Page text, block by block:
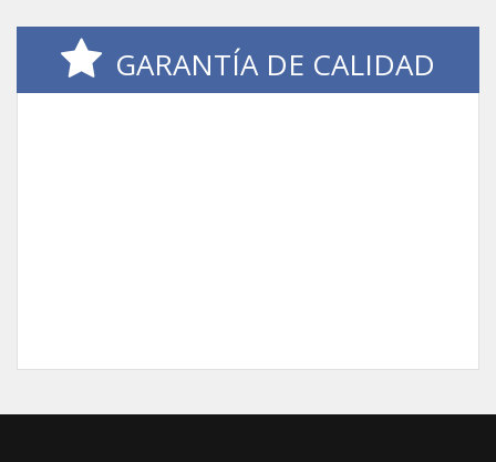
GARANTÍA DE CALIDAD